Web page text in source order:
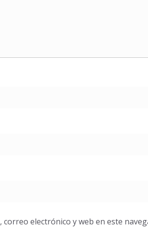
correo electrónico y web en este